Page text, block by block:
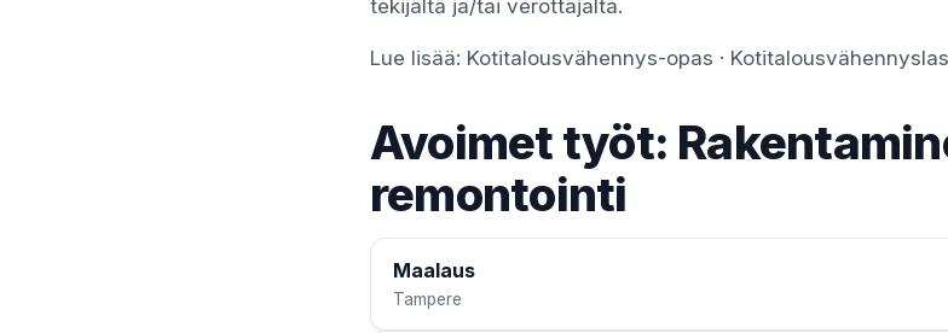
tekijältä ja/tai verottajalta.
Lue lisää: Kotitalousvähennys-opas ·
Avoimet työt:
remontointi
Maalaus
Tampere